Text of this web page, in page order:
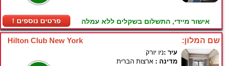
! פרטים נוספים אישור מיידי, התשלום בשקלים ללא עמלה
Hilton Club New York שם המלון:
עיר :ניו יורק
מדינה : ארצות הברית